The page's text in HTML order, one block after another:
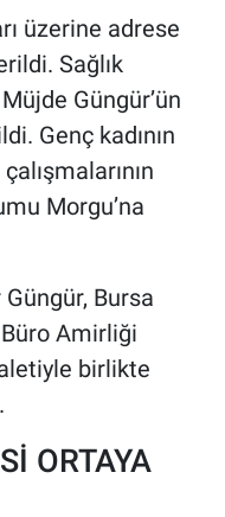
üzerine adrese
Sağlık
Güngür’ün
Genç kadının
Morgu’na
Bursa
Amirliği
birlikte
ORTAYA